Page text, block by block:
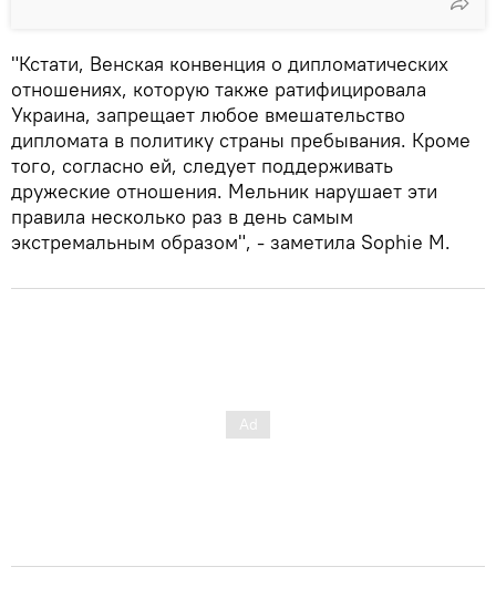
"Кстати, Венская конвенция о дипломатических
отношениях, которую также ратифицировала
Украина, запрещает любое вмешательство
дипломата в политику страны пребывания. Кроме
того, согласно ей, следует поддерживать
дружеские отношения. Мельник нарушает эти
правила несколько раз в день самым
экстремальным образом", - заметила Sophie M.